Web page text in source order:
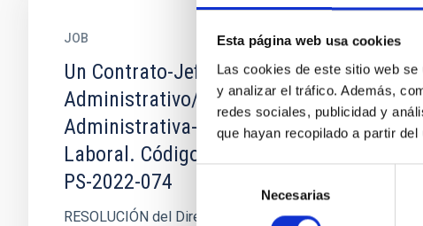
Esta página web usa cookies
Las cookies de este sitio web
y analizar el tráfico. Además,
redes sociales, publicidad y
que hayan recopilado a partir
consentimiento
Necesarias
JOB
Un Contrato-Jefe/a
Administrativo/a Contratación
Administrativa-Modalidad Fijo
Laboral. Código Proceso Selectivo
PS-2022-074
RESOLUCIÓN del Director del Consorcio